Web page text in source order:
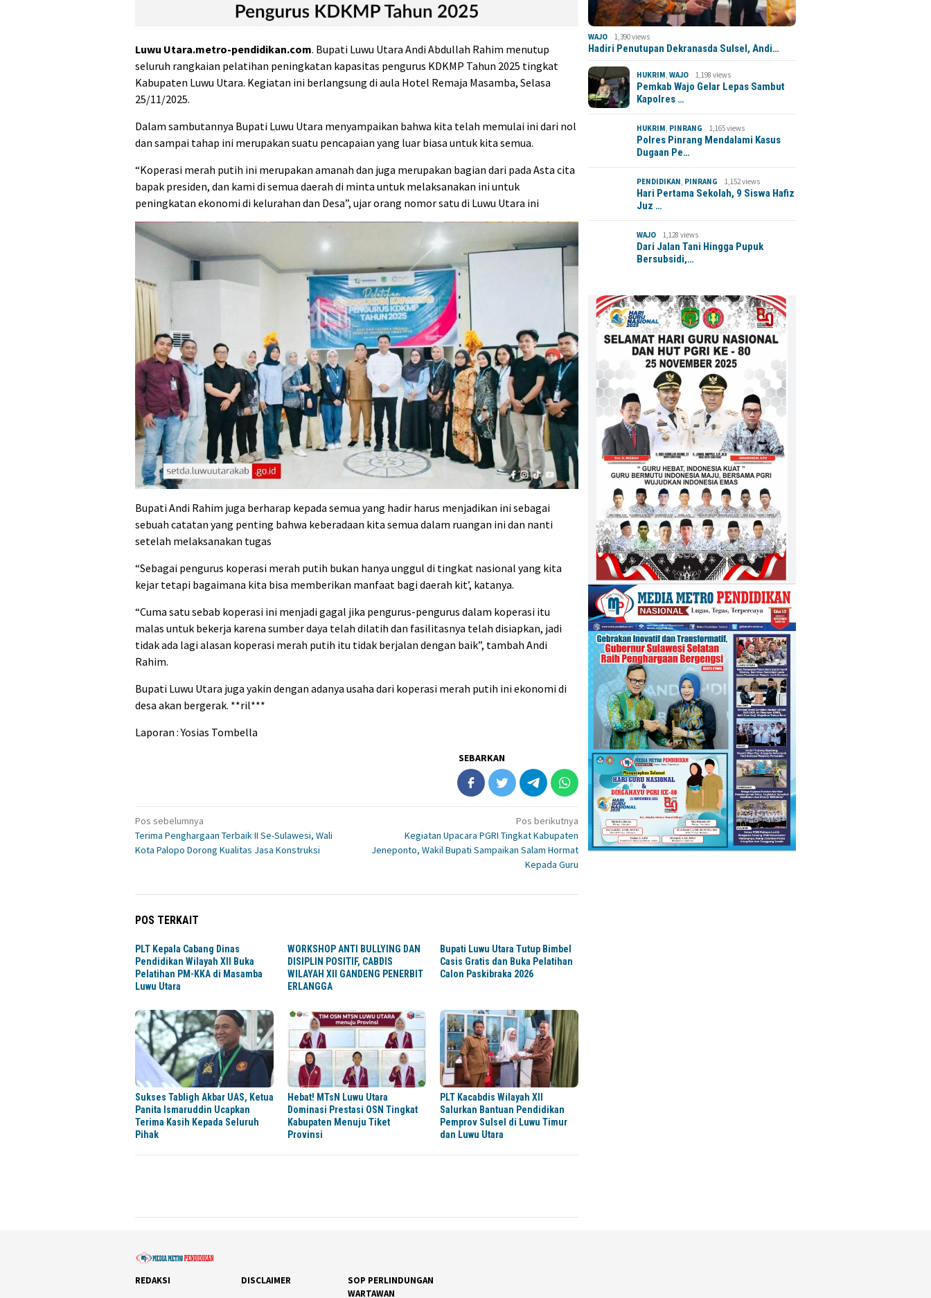
Luwu Utara.metro-pendidikan.com. Bupati Luwu Utara Andi Abdullah Rahim menutup
seluruh rangkaian pelatihan peningkatan kapasitas pengurus KDKMP Tahun 2025 tingkat
Kabupaten Luwu Utara. Kegiatan ini berlangsung di aula Hotel Remaja Masamba, Selasa
25/11/2025.
Dalam sambutannya Bupati Luwu Utara menyampaikan bahwa kita telah memulai ini dari nol
dan sampai tahap ini merupakan suatu pencapaian yang luar biasa untuk kita semua.
“Koperasi merah putih ini merupakan amanah dan juga merupakan bagian dari pada Asta cita
bapak presiden, dan kami di semua daerah di minta untuk melaksanakan ini untuk
peningkatan ekonomi di kelurahan dan Desa”, ujar orang nomor satu di Luwu Utara ini
Bupati Andi Rahim juga berharap kepada semua yang hadir harus menjadikan ini sebagai
sebuah catatan yang penting bahwa keberadaan kita semua dalam ruangan ini dan nanti
setelah melaksanakan tugas
“Sebagai pengurus koperasi merah putih bukan hanya unggul di tingkat nasional yang kita
kejar tetapi bagaimana kita bisa memberikan manfaat bagi daerah kit’, katanya.
“Cuma satu sebab koperasi ini menjadi gagal jika pengurus-pengurus dalam koperasi itu
malas untuk bekerja karena sumber daya telah dilatih dan fasilitasnya telah disiapkan, jadi
tidak ada lagi alasan koperasi merah putih itu tidak berjalan dengan baik”, tambah Andi
Rahim.
Bupati Luwu Utara juga yakin dengan adanya usaha dari koperasi merah putih ini ekonomi di
desa akan bergerak. **ril***
Laporan : Yosias Tombella
SEBARKAN
Navigasi
pos
Pos sebelumnya
Terima Penghargaan Terbaik II Se-Sulawesi, Wali
Kota Palopo Dorong Kualitas Jasa Konstruksi
Pos berikutnya
Kegiatan Upacara PGRI Tingkat Kabupaten
Jeneponto, Wakil Bupati Sampaikan Salam Hormat
Kepada Guru
POS TERKAIT
PLT Kepala Cabang Dinas
Pendidikan Wilayah XII Buka
Pelatihan PM-KKA di Masamba
Luwu Utara
WORKSHOP ANTI BULLYING DAN
DISIPLIN POSITIF, CABDIS
WILAYAH XII GANDENG PENERBIT
ERLANGGA
Bupati Luwu Utara Tutup Bimbel
Casis Gratis dan Buka Pelatihan
Calon Paskibraka 2026
Sukses Tabligh Akbar UAS, Ketua
Panita Ismaruddin Ucapkan
Terima Kasih Kepada Seluruh
Pihak
Hebat! MTsN Luwu Utara
Dominasi Prestasi OSN Tingkat
Kabupaten Menuju Tiket
Provinsi
PLT Kacabdis Wilayah XII
Salurkan Bantuan Pendidikan
Pemprov Sulsel di Luwu Timur
dan Luwu Utara
WAJO 1,390 views
Hadiri Penutupan Dekranasda Sulsel, Andi…
HUKRIM,WAJO 1,198 views
Pemkab Wajo Gelar Lepas Sambut
Kapolres …
HUKRIM, PINRANG 1,165 views
Polres Pinrang Mendalami Kasus
Dugaan Pe…
PENDIDIKAN, PINRANG 1,152 views
Hari Pertama Sekolah, 9 Siswa Hafiz
Juz …
WAJO 1,128 views
Dari Jalan Tani Hingga Pupuk
Bersubsidi,…
REDAKSI DISCLAIMER
SOP PERLINDUNGAN
WARTAWAN